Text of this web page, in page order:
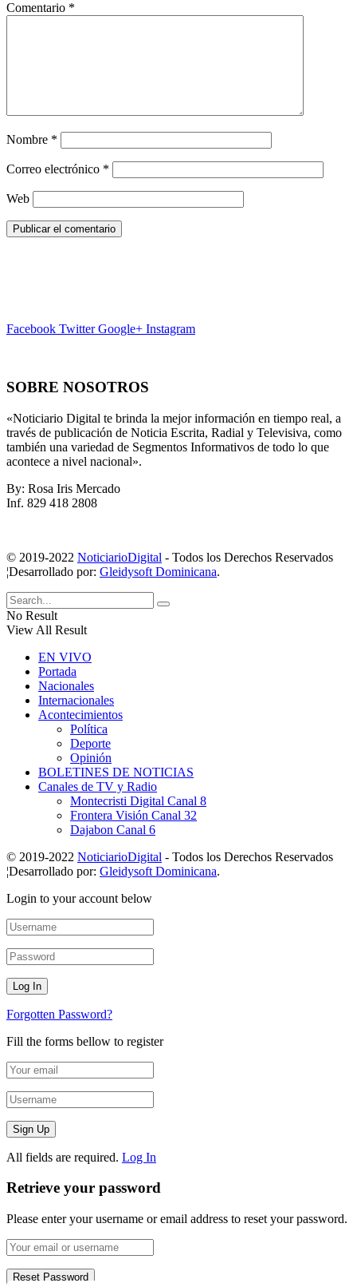
Comentario *
Nombre *
Correo electrónico *
Web
Facebook Twitter Google+ Instagram
SOBRE NOSOTROS
«Noticiario Digital te brinda la mejor información en tiempo real, a
través de publicación de Noticia Escrita, Radial y Televisiva, como
también una variedad de Segmentos Informativos de todo lo que
acontece a nivel nacional».
By: Rosa Iris Mercado
Inf. 829 418 2808
© 2019-2022 NoticiarioDigital - Todos los Derechos Reservados
¦Desarrollado por: Gleidysoft Dominicana.
No Result
View All Result
EN VIVO
Portada
Nacionales
Internacionales
Acontecimientos
Política
Deporte
Opinión
BOLETINES DE NOTICIAS
Canales de TV y Radio
Montecristi Digital Canal 8
Frontera Visión Canal 32
Dajabon Canal 6
© 2019-2022 NoticiarioDigital - Todos los Derechos Reservados
¦Desarrollado por: Gleidysoft Dominicana.
Login to your account below
Forgotten Password?
Fill the forms bellow to register
All fields are required. Log In
Retrieve your password
Please enter your username or email address to reset your password.